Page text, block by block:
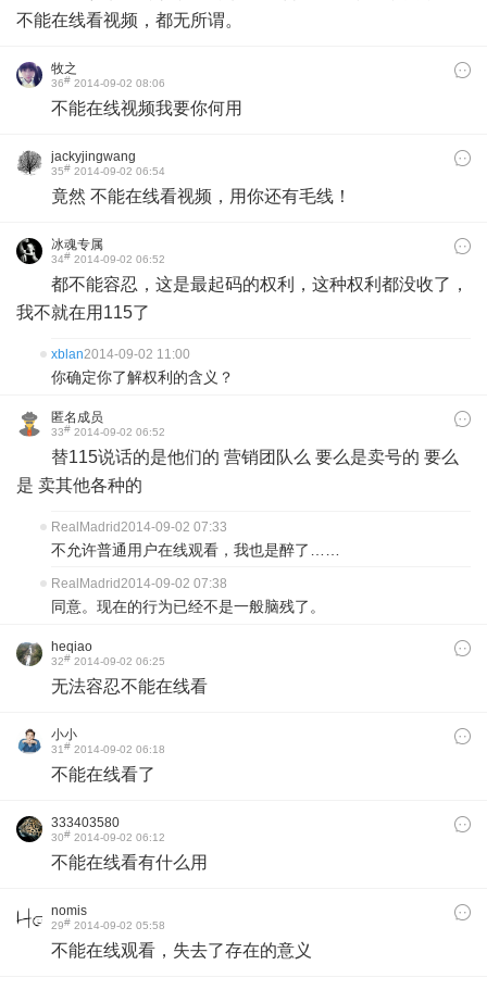
不能在线看视频，都无所谓。
牧之
36# 2014-09-02 08:06
不能在线视频我要你何用
jackyjingwang
35# 2014-09-02 06:54
竟然 不能在线看视频，用你还有毛线！
冰魂专属
34# 2014-09-02 06:52
都不能容忍，这是最起码的权利，这种权利都没收了，
我不就在用115了
xblan2014-09-02 11:00
你确定你了解权利的含义？
匿名成员
33# 2014-09-02 06:52
替115说话的是他们的 营销团队么 要么是卖号的 要么
是 卖其他各种的
RealMadrid2014-09-02 07:33
不允许普通用户在线观看，我也是醉了……
RealMadrid2014-09-02 07:38
同意。现在的行为已经不是一般脑残了。
heqiao
32# 2014-09-02 06:25
无法容忍不能在线看
小小
31# 2014-09-02 06:18
不能在线看了
333403580
30# 2014-09-02 06:12
不能在线看有什么用
nomis
29# 2014-09-02 05:58
不能在线观看，失去了存在的意义